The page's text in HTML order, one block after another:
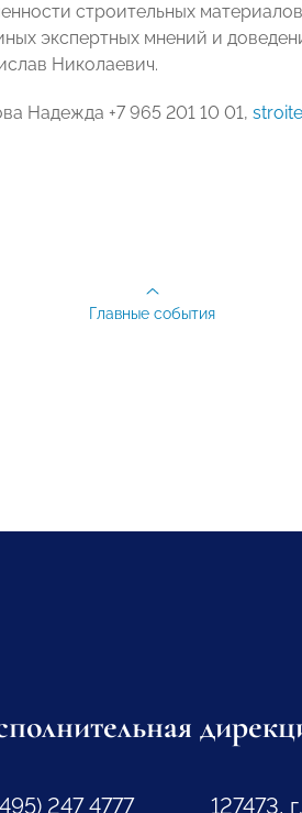
строительных
экспертных мнений и
Николаевич.
Надежда +7 965 201 10 01,
Главные события
247 4777
127473,